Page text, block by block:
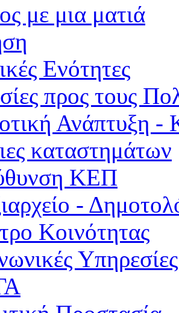
με μια ματιά
Ενότητες
προς τους
Ανάπτυξη -
καταστημάτων
ΚΕΠ
-
Κοινότητας
Υπηρεσίες